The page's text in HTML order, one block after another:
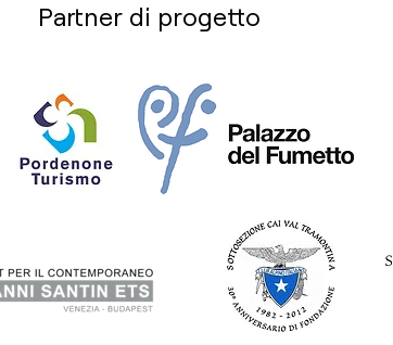
Partner di progetto